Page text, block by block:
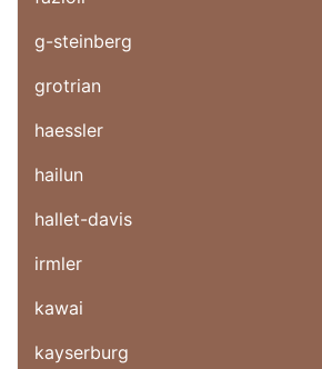
g-steinberg
grotrian
haessler
hailun
hallet-davis
irmler
kawai
kayserburg